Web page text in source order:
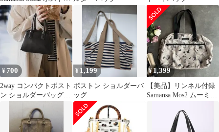
型 2WAY バッグ
¥ 700
2way コンパクトボスト
ン ショルダーバッグ
¥ 1,199
ボストン ショルダーバ
ッグ
¥1,399
【美品】リンネル付録
Samansa Mos2 ムーミン